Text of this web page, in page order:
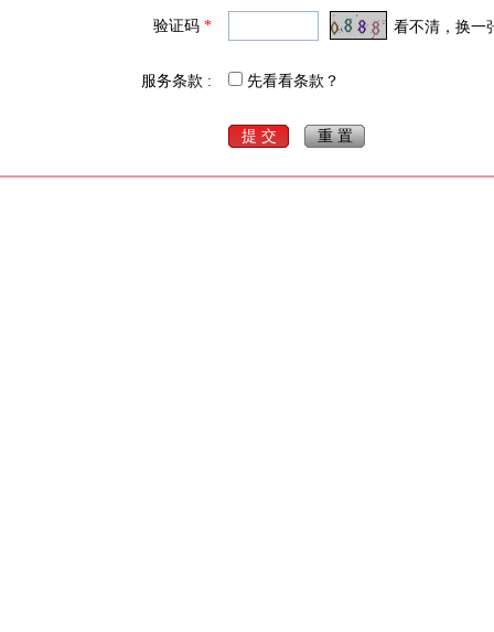
验证码 * 看不清，换一
服务条款 : 先看看条款？